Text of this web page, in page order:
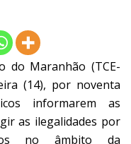
do Maranhão (TCE-
(14), por noventa
informarem as
as ilegalidades por
no âmbito da